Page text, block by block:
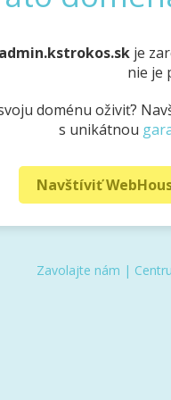
admin.kstrokos.skje
nie je
doménu oživiť?
s unikátnou
Navštíviť
Zavolajte nám |